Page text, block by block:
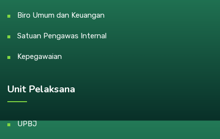
Biro Umum dan Keuangan
Satuan Pengawas Internal
Kepegawaian
Unit Pelaksana
UPBJ